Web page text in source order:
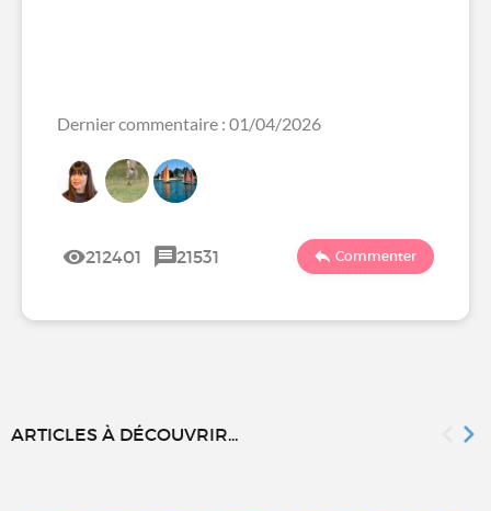
Dernier commentaire : 01/04/2026
212401 21531 Commenter
ARTICLES À DÉCOUVRIR...